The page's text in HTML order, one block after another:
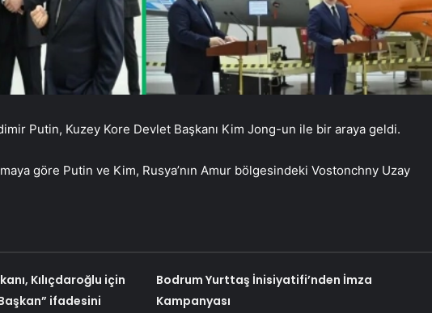
Putin, Kuzey Kore Devlet Başkanı Kim Jong-un ile bir araya geldi.
göre Putin ve Kim, Rusya’nın Amur bölgesindeki Vostonchny Uzay
Kılıçdaroğlu için
ifadesini
Bodrum Yurttaş İnisiyatifi’nden İmza
Kampanyası